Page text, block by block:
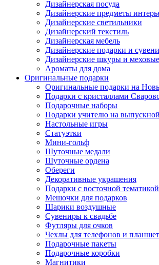
Дизайнерская посуда
Дизайнерские предметы
Дизайнерские светильники
Дизайнерский текстиль
Дизайнерская мебель
Дизайнерские подарки и
Дизайнерские шкуры и
Ароматы для дома
Оригинальные подарки
Оригинальные подарки на
Подарки с кристаллами
Подарочные наборы
Подарки учителю на выпускной
Настольные игры
Статуэтки
Мини-гольф
Шуточные медали
Шуточные ордена
Обереги
Декоративные украшения
Подарки с восточной тематикой
Мешочки для подарков
Шарики воздушные
Сувениры к свадьбе
Футляры для очков
Чехлы для телефонов и
Подарочные пакеты
Подарочные коробки
Магнитики